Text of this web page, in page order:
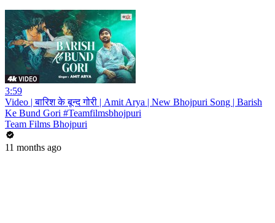
3:59
Video | बारिश के बून्द गोरी | Amit Arya | New Bhojpuri Song | Barish
Ke Bund Gori #Teamfilmsbhojpuri
Team Films Bhojpuri
11 months ago